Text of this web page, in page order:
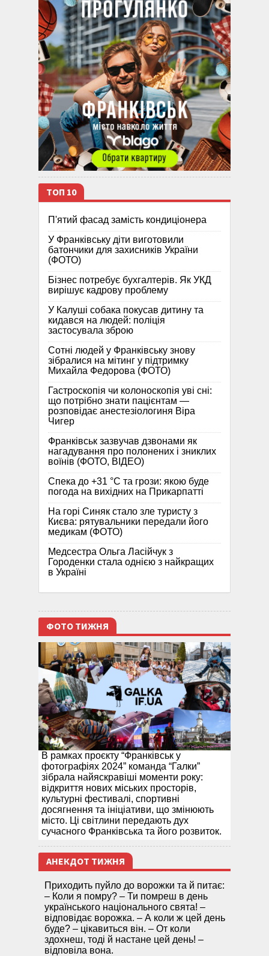
ТОП 10
П'ятий фасад замість кондиціонера
У Франківську діти виготовили
батончики для захисників України
(ФОТО)
Бізнес потребує бухгалтерів. Як УКД
вирішує кадрову проблему
У Калуші собака покусав дитину та
кидався на людей: поліція
застосувала зброю
Сотні людей у Франківську знову
зібралися на мітинг у підтримку
Михайла Федорова (ФОТО)
Гастроскопія чи колоноскопія уві сні:
що потрібно знати пацієнтам —
розповідає анестезіологиня Віра
Чигер
Франківськ зазвучав дзвонами як
нагадування про полонених і зниклих
воїнів (ФОТО, ВІДЕО)
Спека до +31 °C та грози: якою буде
погода на вихідних на Прикарпатті
На горі Синяк стало зле туристу з
Києва: рятувальники передали його
медикам (ФОТО)
Медсестра Ольга Ласійчук з
Городенки стала однією з найкращих
в Україні
ФОТО ТИЖНЯ
В рамках проєкту “Франківськ у
фотографіях 2024” команда “Галки”
зібрала найяскравіші моменти року:
відкриття нових міських просторів,
культурні фестивалі, спортивні
досягнення та ініціативи, що змінюють
місто. Ці світлини передають дух
сучасного Франківська та його розвиток.
АНЕКДОТ ТИЖНЯ
Приходить пуйло до ворожки та й питає:
– Коли я помру? – Ти помреш в день
українського національного свята! –
відповідає ворожка. – А коли ж цей день
буде? – цікавиться він. – От коли
здохнеш, тоді й настане цей день! –
відповіла вона.